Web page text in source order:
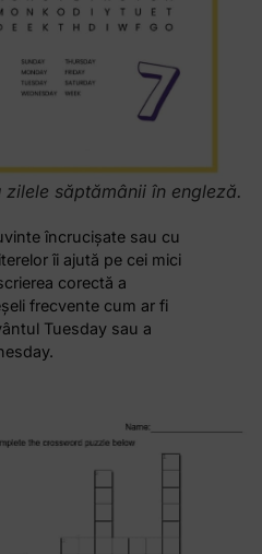
zilele săptămânii în engleză.
încrucișate sau cu
îi ajută pe cei mici
corectă a
frecvente cum ar fi
Tuesday sau a